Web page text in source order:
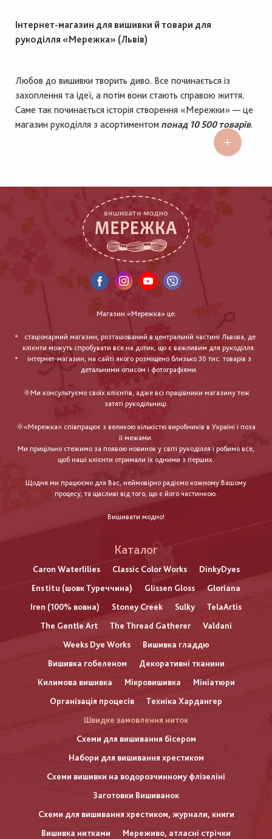
Інтернет-магазин для вишивки й товари для
рукоділля «Мережка» (Львів)
Любов до вишивки творить диво. Все починається із
захоплення та ідеї, а потім вони стають справою життя.
Саме так починається історія створення «Мережки» — це
магазин рукоділля з асортиментом понад 10 500 товарів.
Магазин «Мережка» це:
стаціонарний магазин, розташований в центральній частині Львова, де
клієнти можуть спробувати все на дотик, що є важливим для рукоділля.
інтернет-магазин, на сайті якого розміщено близько 30 тис. товарів з
детальними описом і фотографіями.
🌞Ми консультуємо своїх клієнтів, адже всі працівники магазину теж
затяті рукодільниці.
🌞«Мережка» співпрацює з великою кількістю виробників в Україні і поза
її межами.
Ми прицільно стежимо за появою новинок у світі рукоділля і робимо все,
щоб наші клієнти отримали їх одними з перших.
Щодня ми працюємо для Вас, неймовірно радіємо кожному Вашому
процесу, та щасливі від того, що є його частинкою.
Вишивати модно!
Каталог
Caron Waterlilies Classic Color Works
DinkyDyes
Enstitu (шовк Туреччина)
Glissen Gloss
Gloriana
Iren (100% вовна)
Stoney Creek Sulky
TelaArtis
The Gentle Art
The Thread Gatherer
Valdani
Weeks Dye Works
Вишивка гладдю
Вишивка гобеленом
Декоративні тканини
Килимова вишивка
Мікровишивка
Мініатюри
Організація процесів
Техніка Хардангер
Швидке замовлення ниток
Схеми для вишивання бісером
Набори для вишивання хрестиком
Схеми вишивки на водорозчинному флізеліні
Заготовки Вишиванок
Схеми для вишивання хрестиком, журнали, книги
Вишивка нитками
Мереживо, атласні стрічки